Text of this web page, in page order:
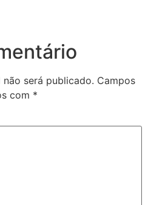
será publicado. Campos
com *